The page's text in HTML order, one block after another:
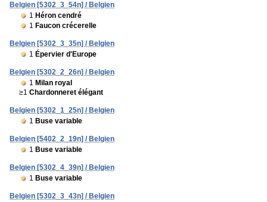
Belgien [5302_3_54n] / Belgien
1 Héron cendré
1 Faucon crécerelle
Belgien [5302_3_35n] / Belgien
1 Épervier d'Europe
Belgien [5302_2_26n] / Belgien
1 Milan royal
≥1 Chardonneret élégant
Belgien [5302_1_25n] / Belgien
1 Buse variable
Belgien [5402_2_19n] / Belgien
1 Buse variable
Belgien [5302_4_39n] / Belgien
1 Buse variable
Belgien [5302_3_43n] / Belgien